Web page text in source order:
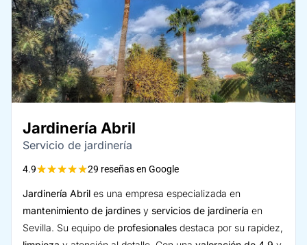
Jardinería Abril
Servicio de jardinería
4.9★★★★★29 reseñas en Google
Jardinería Abril es una empresa especializada en
mantenimiento de jardines y servicios de jardinería en
Sevilla. Su equipo de profesionales destaca por su rapidez,